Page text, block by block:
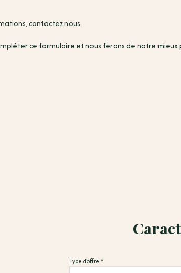
contactez nous.
ce formulaire et nous ferons de notre mieux
Type d'offre *